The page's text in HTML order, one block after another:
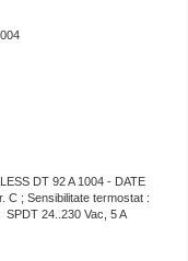
DT 92 A 1004 - DATE
C ; Sensibilitate termostat :
24..230 Vac, 5 A